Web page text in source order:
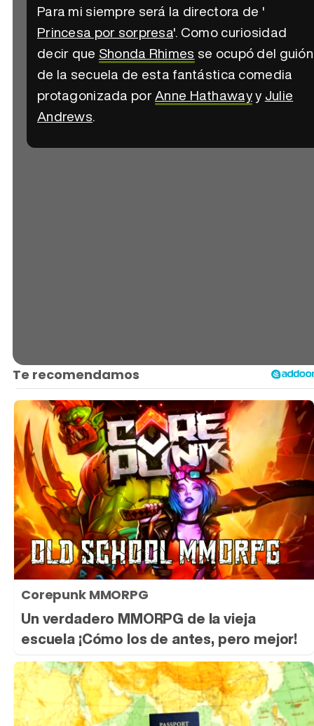
Para mi siempre será la directora de '
Princesa por sorpresa'. Como curiosidad
decir que Shonda Rhimes se ocupó del guión
de la secuela de esta fantástica comedia
protagonizada porAnne Hathawayy Julie
Andrews.
Corepunk MMORPG
Un verdadero MMORPG de la vieja
escuela ¡Cómo los de antes, pero mejor!